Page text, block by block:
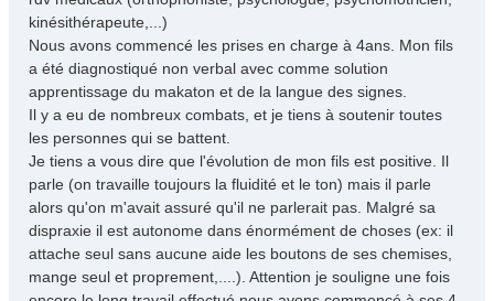
kinésithérapeute,...)
Nous avons commencé les prises en charge à 4ans. Mon fils
a été diagnostiqué non verbal avec comme solution
apprentissage du makaton et de la langue des signes.
Il y a eu de nombreux combats, et je tiens à soutenir toutes
les personnes qui se battent.
Je tiens a vous dire que l'évolution de mon fils est positive. Il
parle (on travaille toujours la fluidité et le ton) mais il parle
alors qu'on m'avait assuré qu'il ne parlerait pas. Malgré sa
dispraxie il est autonome dans énormément de choses (ex: il
attache seul sans aucune aide les boutons de ses chemises,
mange seul et proprement,....). Attention je souligne une fois